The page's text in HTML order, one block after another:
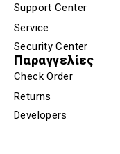
Support Center
Service
Security Center
Παραγγελίες
Check Order
Returns
Developers